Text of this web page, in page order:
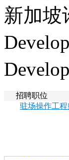
新加坡
招聘职位
驻场操作工程